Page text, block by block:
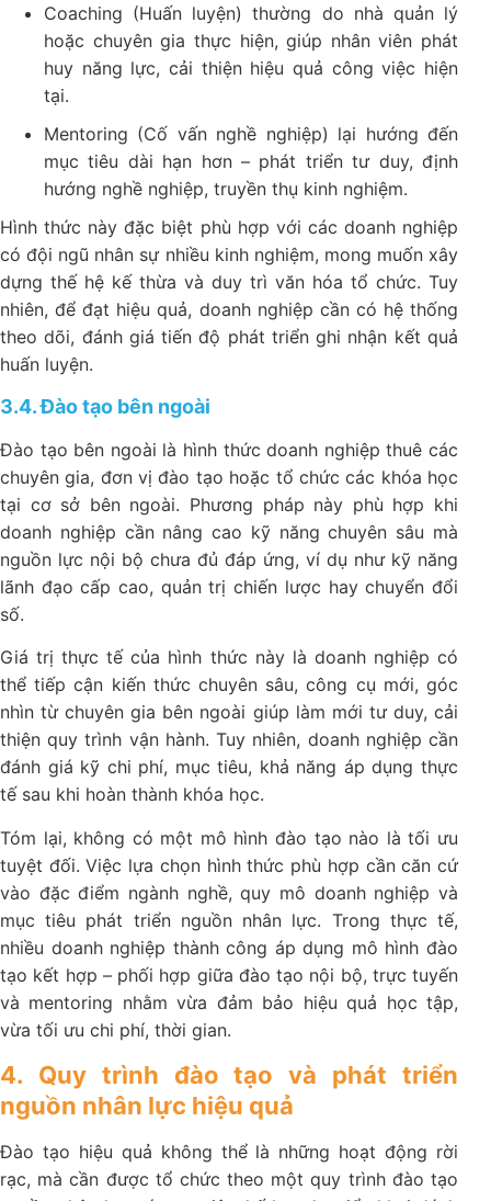
Coaching (Huấn luyện) thường do nhà quản lý
hoặc chuyên gia thực hiện, giúp nhân viên phát
huy năng lực, cải thiện hiệu quả công việc hiện
tại.
Mentoring (Cố vấn nghề nghiệp) lại hướng đến
mục tiêu dài hạn hơn – phát triển tư duy, định
hướng nghề nghiệp, truyền thụ kinh nghiệm.
Hình thức này đặc biệt phù hợp với các doanh nghiệp
có đội ngũ nhân sự nhiều kinh nghiệm, mong muốn xây
dựng thế hệ kế thừa và duy trì văn hóa tổ chức. Tuy
nhiên, để đạt hiệu quả, doanh nghiệp cần có hệ thống
theo dõi, đánh giá tiến độ phát triển ghi nhận kết quả
huấn luyện.
3.4. Đào tạo bên ngoài
Đào tạo bên ngoài là hình thức doanh nghiệp thuê các
chuyên gia, đơn vị đào tạo hoặc tổ chức các khóa học
tại cơ sở bên ngoài. Phương pháp này phù hợp khi
doanh nghiệp cần nâng cao kỹ năng chuyên sâu mà
nguồn lực nội bộ chưa đủ đáp ứng, ví dụ như kỹ năng
lãnh đạo cấp cao, quản trị chiến lược hay chuyển đổi
số.
Giá trị thực tế của hình thức này là doanh nghiệp có
thể tiếp cận kiến thức chuyên sâu, công cụ mới, góc
nhìn từ chuyên gia bên ngoài giúp làm mới tư duy, cải
thiện quy trình vận hành. Tuy nhiên, doanh nghiệp cần
đánh giá kỹ chi phí, mục tiêu, khả năng áp dụng thực
tế sau khi hoàn thành khóa học.
Tóm lại, không có một mô hình đào tạo nào là tối ưu
tuyệt đối. Việc lựa chọn hình thức phù hợp cần căn cứ
vào đặc điểm ngành nghề, quy mô doanh nghiệp và
mục tiêu phát triển nguồn nhân lực. Trong thực tế,
nhiều doanh nghiệp thành công áp dụng mô hình đào
tạo kết hợp – phối hợp giữa đào tạo nội bộ, trực tuyến
và mentoring nhằm vừa đảm bảo hiệu quả học tập,
vừa tối ưu chi phí, thời gian.
4. Quy trình đào tạo và phát triển
nguồn nhân lực hiệu quả
Đào tạo hiệu quả không thể là những hoạt động rời
rạc, mà cần được tổ chức theo một quy trình đào tạo